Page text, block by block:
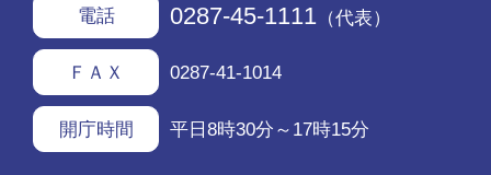
電話 0287-45-1111 （代表）
ＦＡＸ 0287-41-1014
開庁時間 平日8時30分～17時15分